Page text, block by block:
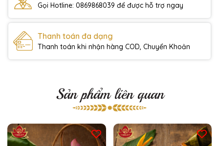
Gọi Hotline: 0869868039 để được hỗ trợ ngay
Thanh toán đa dạng
Thanh toán khi nhận hàng COD, Chuyển Khoản
Sản phẩm liên quan